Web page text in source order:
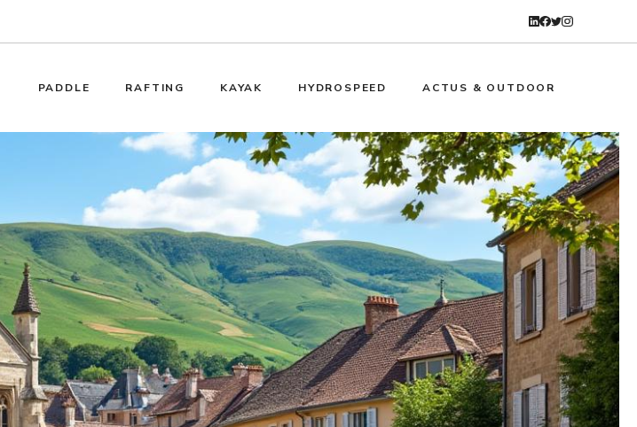
PADDLE RAFTING KAYAK HYDROSPEED ACTUS & OUTDOOR